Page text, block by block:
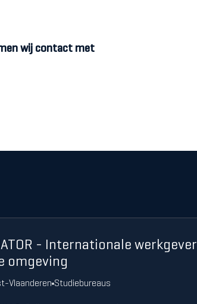
wij contact met
- Internationale werkgever
omgeving
Vlaanderen Studiebureaus